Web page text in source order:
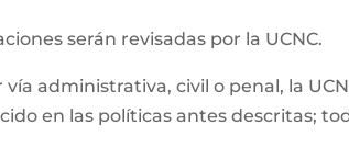
serán revisadas por la UCNC.
administrativa, civil o penal, la
en las políticas antes descritas;